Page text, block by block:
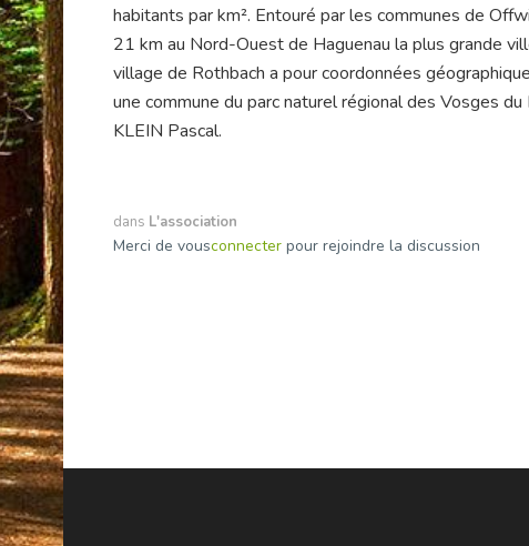
habitants par km². Entouré par les communes de
21 km au Nord-Ouest de Haguenau la plus grande
village de Rothbach a pour coordonnées
une commune du parc naturel régional des Vosges
KLEIN Pascal.
dans L'association
Merci de vousconnecter pour rejoindre la discussion